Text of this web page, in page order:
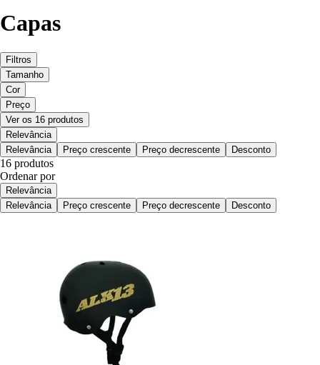
Capas
Filtros
Tamanho
Cor
Preço
Ver os 16 produtos
Relevância
Relevância
Preço crescente Preço decrescente Desconto
16 produtos
Ordenar por
Relevância
Relevância
Preço crescente Preço decrescente Desconto